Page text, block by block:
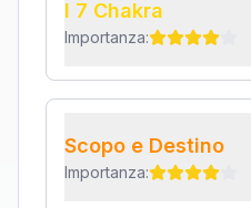
I 7 Chakra
Importanza:
Scopo e Destino
Importanza: